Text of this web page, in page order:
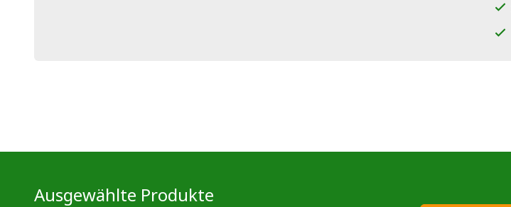
Ausgewählte Produkte